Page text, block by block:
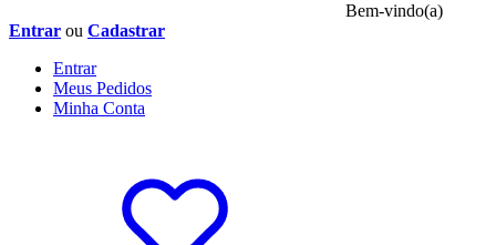
Bem-vindo(a)
Entrar ou Cadastrar
Entrar
Meus Pedidos
Minha Conta